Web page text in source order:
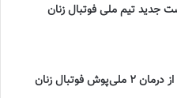
جدید تيم ملى فوتبال زنان
فوتبال زنان